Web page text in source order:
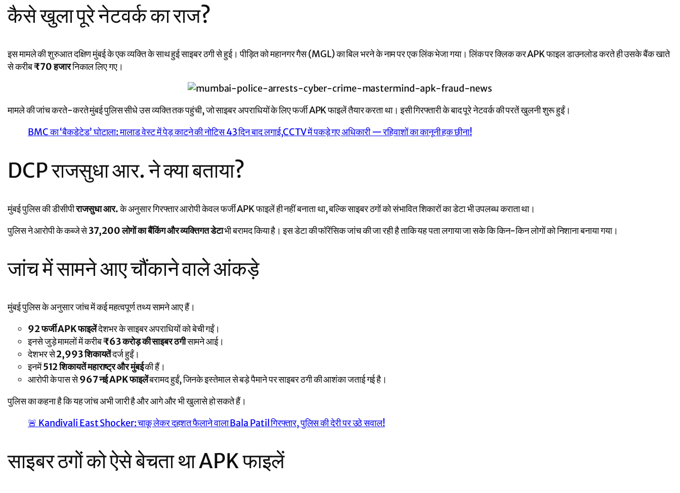
कैसे खुला पूरे नेटवर्क का राज?
इस मामले की शुरुआत दक्षिण मुंबई के एक व्यक्ति के साथ हुई साइबर ठगी से हुई। पीड़ित को महानगर गैस (MGL) का बिल भरने के नाम पर एक लिंक भेजा गया। लिंक पर क्लिक कर APK फाइल डाउनलोड करते ही उसके बैंक खाते
से करीब₹70 हजारनिकाल लिए गए।
मामले की जांच करते-करते मुंबई पुलिस सीधे उस व्यक्ति तक पहुंची, जो साइबर अपराधियों के लिए फर्जी APK फाइलें तैयार करता था। इसी गिरफ्तारी के बाद पूरे नेटवर्क की परतें खुलनी शुरू हुईं।
BMC का ‘बैकडेटेड’ घोटाला: मालाड वेस्ट में पेड़ काटने की नोटिस 43 दिन बाद लगाई,CCTV में पकड़े गए अधिकारी — रहिवाशों का कानूनी हक छीना!
DCP राजसुधा आर. ने क्या बताया?
मुंबई पुलिस की डीसीपीराजसुधा आर.के अनुसार गिरफ्तार आरोपी केवल फर्जी APK फाइलें ही नहीं बनाता था, बल्कि साइबर ठगों को संभावित शिकारों का डेटा भी उपलब्ध कराता था।
पुलिस ने आरोपी के कब्जे से37,200 लोगों का बैंकिंग और व्यक्तिगत डेटाभी बरामद किया है। इस डेटा की फॉरेंसिक जांच की जा रही है ताकि यह पता लगाया जा सके कि किन-किन लोगों को निशाना बनाया गया।
जांच में सामने आए चौंकाने वाले आंकड़े
मुंबई पुलिस के अनुसार जांच में कई महत्वपूर्ण तथ्य सामने आए हैं।
92 फर्जी APK फाइलेंदेशभर के साइबर अपराधियों को बेची गईं।
इनसे जुड़े मामलों में करीब₹63 करोड़ की साइबर ठगीसामने आई।
देशभर से2,993 शिकायतेंदर्ज हुईं।
इनमें512 शिकायतें महाराष्ट्र और मुंबईकी हैं।
आरोपी के पास से967 नई APK फाइलेंबरामद हुईं, जिनके इस्तेमाल से बड़े पैमाने पर साइबर ठगी की आशंका जताई गई है।
पुलिस का कहना है कि यह जांच अभी जारी है और आगे और भी खुलासे हो सकते हैं।
🚨 Kandivali East Shocker: चाकू लेकर दहशत फैलाने वाला Bala Patil गिरफ्तार, पुलिस की देरी पर उठे सवाल!
साइबर ठगों को ऐसे बेचता था APK फाइलें